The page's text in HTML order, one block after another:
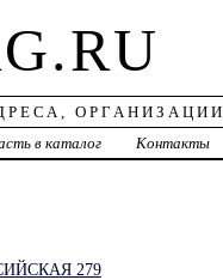
ОРГАНИЗАЦИИ
в каталог Контакты
279